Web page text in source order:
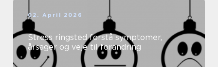
02. April 2026
Stress ringsted forstå symptomer,
årsager og veje til forandring